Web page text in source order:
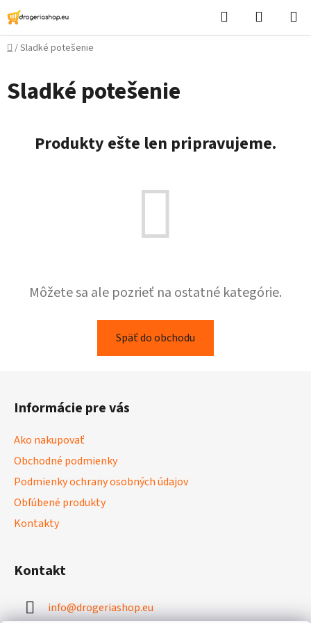
Prejsť
na
obsah
Hľadať
košík
Domov
/Sladké potešenie
Sladké potešenie
Produkty ešte len pripravujeme.
Môžete sa ale pozrieť na ostatné kategórie.
Späť do obchodu
Informácie pre vás
Ako nakupovať
Obchodné podmienky
Podmienky ochrany osobných údajov
Obľúbené produkty
Kontakty
Kontakt
info@drogeriashop.eu